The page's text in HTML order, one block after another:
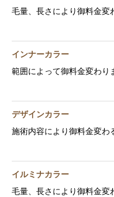
毛量、長さにより御料金変
インナーカラー
範囲によって御料金変わり
デザインカラー
施術内容により御料金変わ
イルミナカラー
毛量、長さにより御料金変